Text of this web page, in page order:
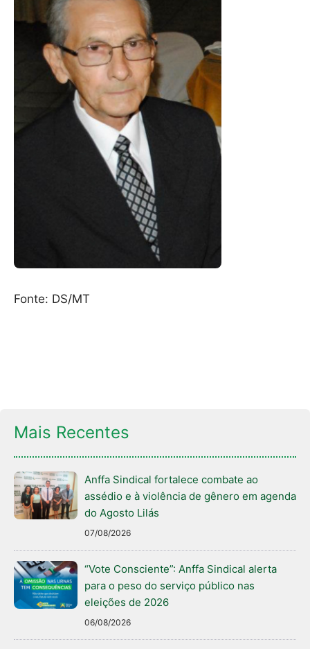
Fonte: DS/MT
Mais Recentes
Anffa Sindical fortalece combate ao
assédio e à violência de gênero em agenda
do Agosto Lilás
07/08/2026
“Vote Consciente”: Anffa Sindical alerta
para o peso do serviço público nas
eleições de 2026
06/08/2026